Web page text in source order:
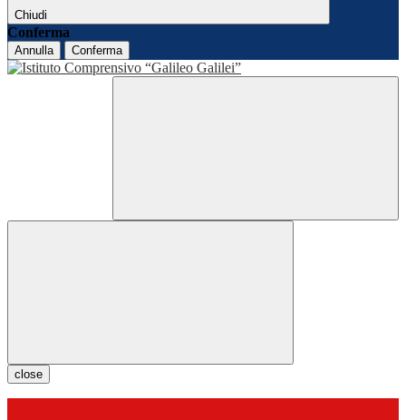
Chiudi
Conferma
Annulla Conferma
close